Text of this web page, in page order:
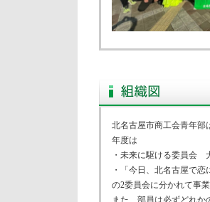
北名古屋市商工会青年
年度は
・未来に駆ける委員
・「今日、北名古屋で
の2委員会に分かれて事
また、部員は必ずどれ